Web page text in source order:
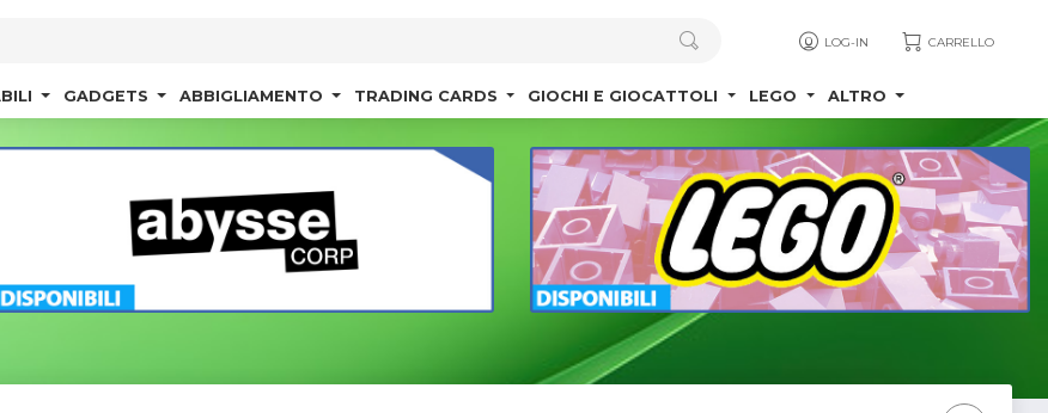
LOG-IN CARRELLO
GADGETS ABBIGLIAMENTO TRADING CARDS GIOCHI E GIOCATTOLI LEGO ALTRO